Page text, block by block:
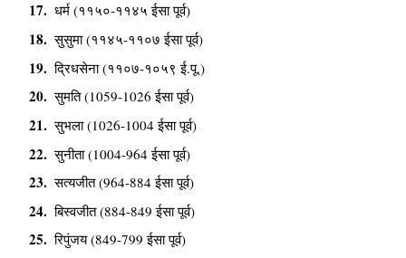
धर्म (११५०-११४५ ईसा पूर्व)
सुसुमा (११४५-११०७ ईसा पूर्व)
द्रिधसेना (११०७-१०५९ ई.पू.)
सुमति (1059-1026 ईसा पूर्व)
सुभला (1026-1004 ईसा पूर्व)
सुनीता (1004-964 ईसा पूर्व)
सत्यजीत (964-884 ईसा पूर्व)
बिस्वजीत (884-849 ईसा पूर्व)
रिपुंजय (849-799 ईसा पूर्व)